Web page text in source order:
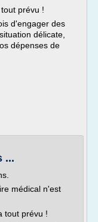
prévu !
d'engager des
délicate,
dépenses de
...
médical n'est
tout prévu !